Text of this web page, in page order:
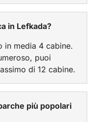
in Lefkada?
in media 4 cabine.
puoi
di 12 cabine.
più popolari